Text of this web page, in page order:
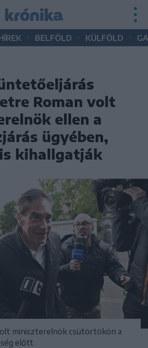
BELFÖLD KÜLFÖLD
Roman volt
ellen a
ügyében,
kihallgatják
miniszterelnök csütörtökön a
előtt